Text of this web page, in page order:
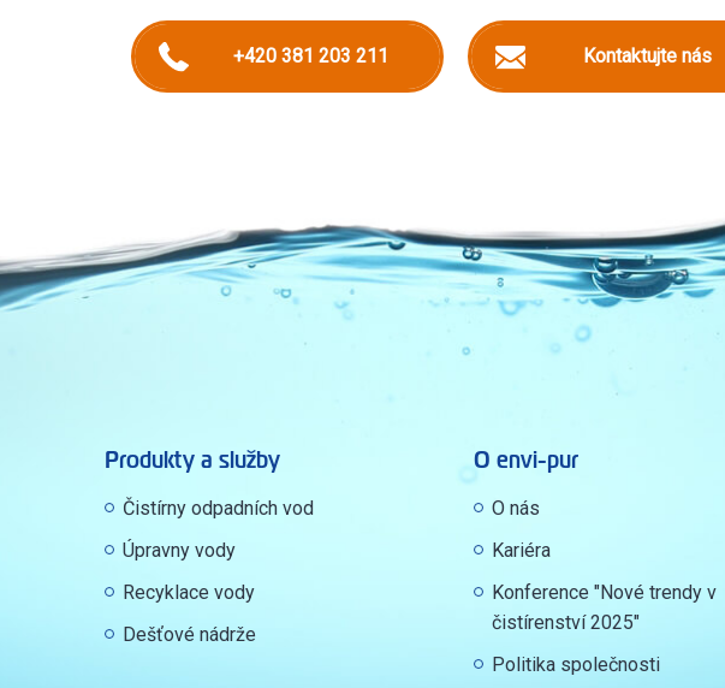
+420 381 203 211 Kontaktujte nás
Produkty a služby
Čistírny odpadních vod
Úpravny vody
Recyklace vody
Dešťové nádrže
O envi-pur
O nás
Kariéra
Konference "Nové trendy v
čistírenství 2025"
Politika společnosti